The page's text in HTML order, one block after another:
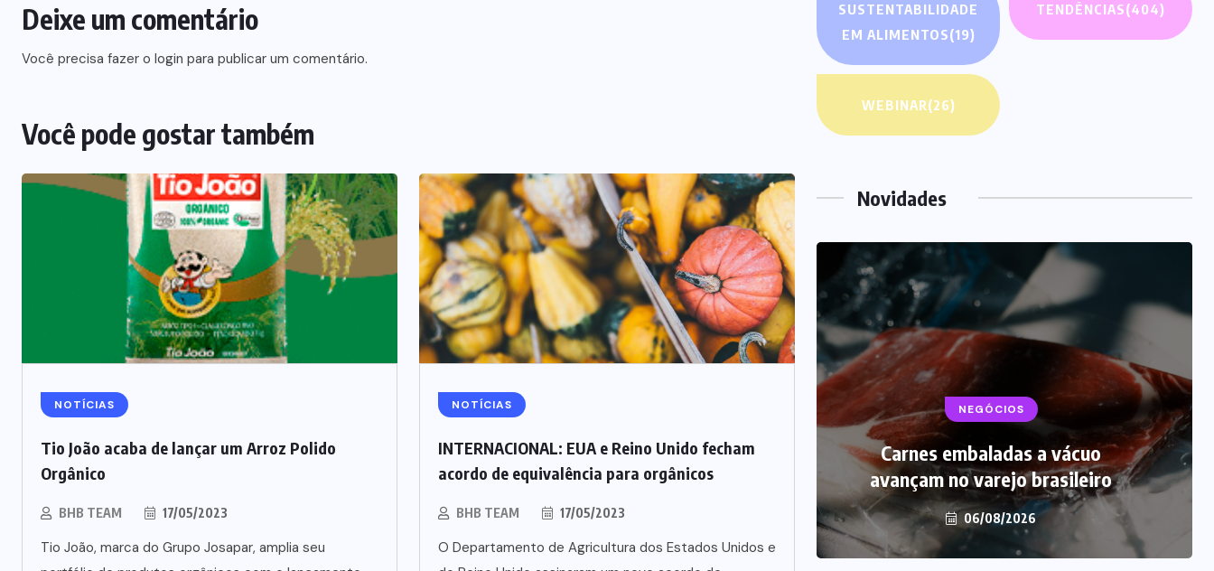
Deixe um comentário
Você precisa fazer o login para publicar um comentário.
Você pode gostar também
NOTÍCIAS
Tio João acaba de lançar um Arroz Polido
Orgânico
BHB TEAM 17/05/2023
Tio João, marca do Grupo Josapar, amplia seu
NOTÍCIAS
INTERNACIONAL: EUA e Reino Unido fecham
acordo de equivalência para orgânicos
BHB TEAM 17/05/2023
O Departamento de Agricultura dos Estados Unidos e
SUSTENTABILIDADE
EM ALIMENTOS(19)
TENDÊNCIAS(404)
WEBINAR(26)
Novidades
Carnes embaladas a vácuo
06/08/2026
Starbucks aposta em leite
proteico no Brasil
06/08/2026
NEGÓCIOS
Carnes embaladas a vácuo
avançam no varejo brasileiro
06/08/2026